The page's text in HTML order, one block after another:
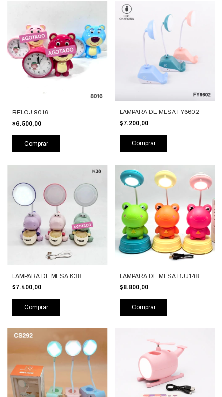
RELOJ 8016
$6.500,00
Comprar
LAMPARA DE MESA FY6602
$7.200,00
Comprar
LAMPARA DE MESA K38
$7.400,00
Comprar
LAMPARA DE MESA BJJ148
$8.800,00
Comprar